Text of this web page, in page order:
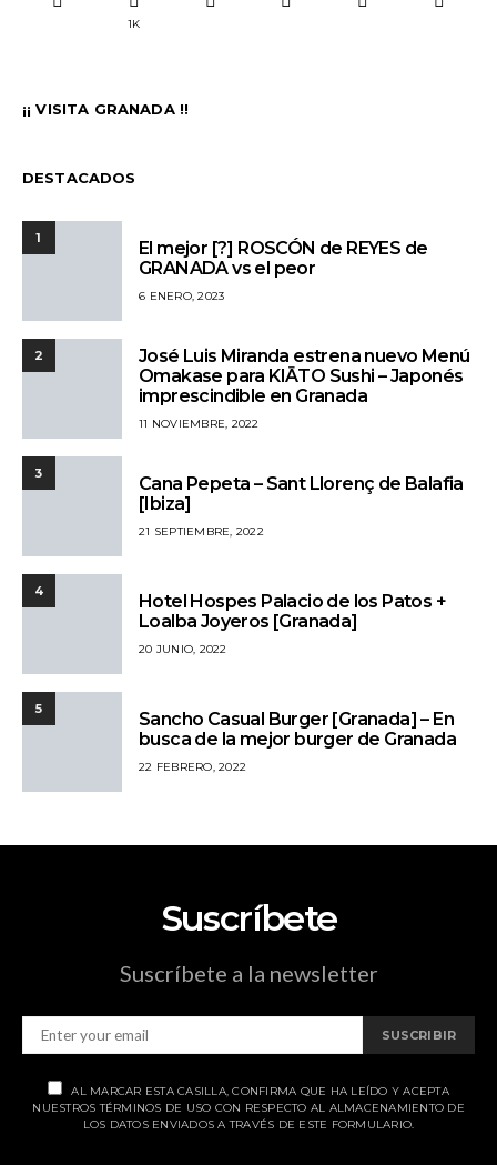
1K
¡¡ VISITA GRANADA !!
DESTACADOS
1
El mejor [?] ROSCÓN de REYES de
GRANADA vs el peor
6 ENERO, 2023
2
José Luis Miranda estrena nuevo Menú
Omakase para KIĀTO Sushi – Japonés
imprescindible en Granada
11 NOVIEMBRE, 2022
3
Cana Pepeta – Sant Llorenç de Balafia
[Ibiza]
21 SEPTIEMBRE, 2022
4
Hotel Hospes Palacio de los Patos +
Loalba Joyeros [Granada]
20 JUNIO, 2022
5
Sancho Casual Burger [Granada] – En
busca de la mejor burger de Granada
22 FEBRERO, 2022
Suscríbete
Suscríbete a la newsletter
SUSCRIBIR
AL MARCAR ESTA CASILLA, CONFIRMA QUE HA LEÍDO Y ACEPTA
NUESTROS TÉRMINOS DE USO CON RESPECTO AL ALMACENAMIENTO DE
LOS DATOS ENVIADOS A TRAVÉS DE ESTE FORMULARIO.